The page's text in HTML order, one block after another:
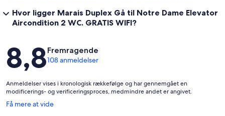
Hvor ligger Marais Duplex Gå til Notre Dame Elevator
Aircondition 2 WC. GRATIS WIFI?
Anmeldelser
8,8Fremragende
108 anmeldelser
Anmeldelser vises i kronologisk rækkefølge og har gennemgået en
modificerings- og verificeringsproces, medmindre andet er angivet.
Få mere at vide
Åbner